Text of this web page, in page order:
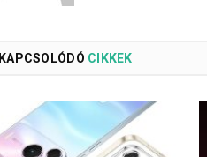
KAPCSOLÓDÓ CIKKEK